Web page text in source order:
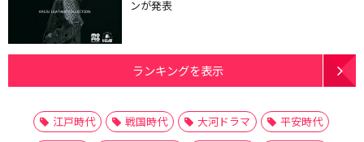
ンが発表
ランキングを表示
江戸時代 戦国時代 大河ドラマ
平安時代